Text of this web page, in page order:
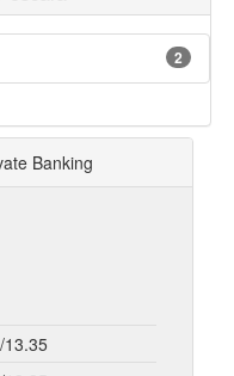
2
Banking
13.35